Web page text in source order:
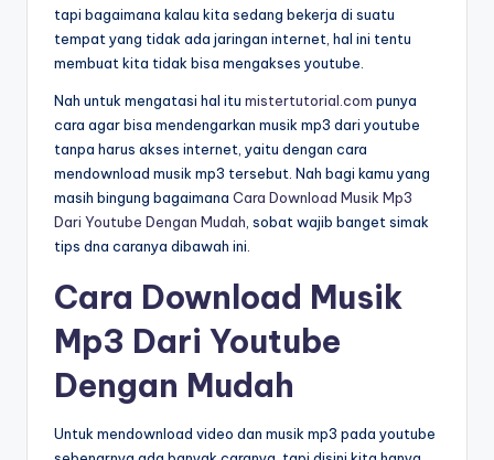
tapi bagaimana kalau kita sedang bekerja di suatu
tempat yang tidak ada jaringan internet, hal ini tentu
membuat kita tidak bisa mengakses youtube.
Nah untuk mengatasi hal itu mistertutorial.com punya
cara agar bisa mendengarkan musik mp3 dari youtube
tanpa harus akses internet, yaitu dengan cara
mendownload musik mp3 tersebut. Nah bagi kamu yang
masih bingung bagaimana Cara Download Musik Mp3
Dari Youtube Dengan Mudah , sobat wajib banget simak
tips dna caranya dibawah ini.
Cara Download Musik
Mp3 Dari Youtube
Dengan Mudah
Untuk mendownload video dan musik mp3 pada youtube